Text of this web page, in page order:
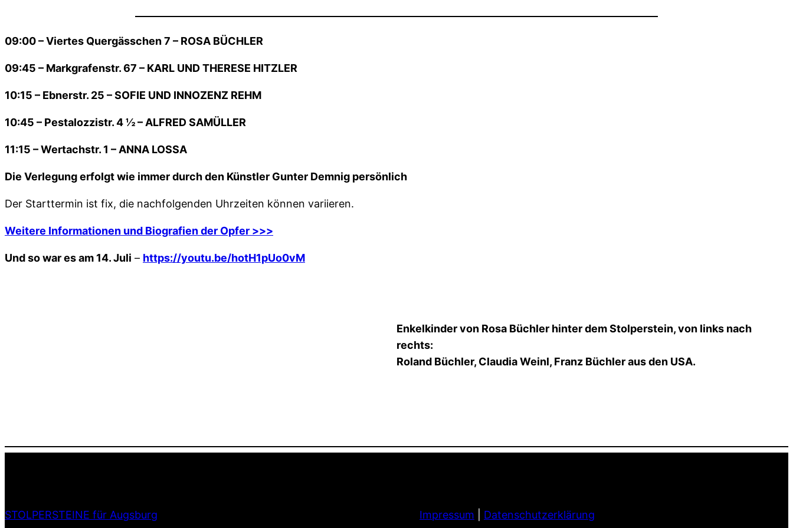
09:00 – Viertes Quergässchen 7 – ROSA BÜCHLER
09:45 – Markgrafenstr. 67 – KARL UND THERESE HITZLER
10:15 – Ebnerstr. 25 – SOFIE UND INNOZENZ REHM
10:45 – Pestalozzistr. 4 ½ – ALFRED SAMÜLLER
11:15 – Wertachstr. 1 – ANNA LOSSA
Die Verlegung erfolgt wie immer durch den Künstler Gunter Demnig persönlich
Der Starttermin ist fix, die nachfolgenden Uhrzeiten können variieren.
Weitere Informationen und Biografien der Opfer >>>
Und so war es am 14. Juli – https://youtu.be/hotH1pUo0vM
Enkelkinder von Rosa Büchler hinter dem Stolperstein, von links nach
rechts:
Roland Büchler, Claudia Weinl, Franz Büchler aus den USA.
STOLPERSTEINE für Augsburg Impressum Datenschutzerklärung